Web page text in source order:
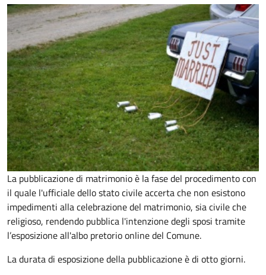
La pubblicazione di matrimonio è la fase del procedimento con
il quale l'ufficiale dello stato civile accerta che non esistono
impedimenti alla celebrazione del matrimonio, sia civile che
religioso, rendendo pubblica l'intenzione degli sposi tramite
l’esposizione all'albo pretorio online del Comune.
La durata di esposizione della pubblicazione è di otto giorni.